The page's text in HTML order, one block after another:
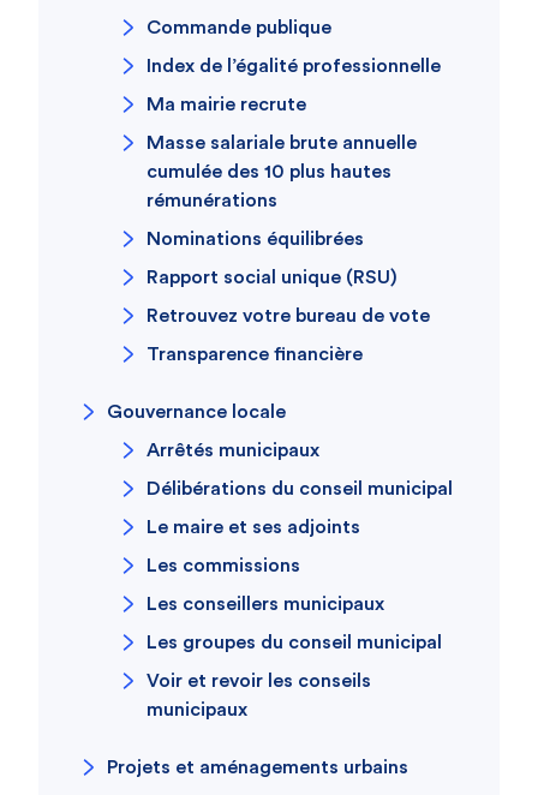
Commande publique
Index de l’égalité professionnelle
Ma mairie recrute
Masse salariale brute annuelle
cumulée des 10 plus hautes
rémunérations
Nominations équilibrées
Rapport social unique (RSU)
Retrouvez votre bureau de vote
Transparence financière
Gouvernance locale
Arrêtés municipaux
Délibérations du conseil municipal
Le maire et ses adjoints
Les commissions
Les conseillers municipaux
Les groupes du conseil municipal
Voir et revoir les conseils
municipaux
Projets et aménagements urbains